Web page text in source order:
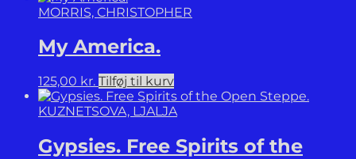
MORRIS, CHRISTOPHER
My America.
125,00 kr. Tilføj til kurv
KUZNETSOVA, LJALJA
Gypsies. Free Spirits of the